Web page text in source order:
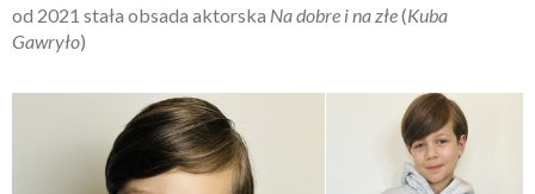
od 2021 stała obsada aktorska Na dobre i na złe(Kuba
Gawryło)